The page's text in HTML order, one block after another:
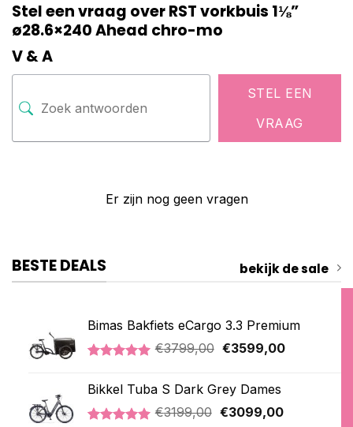
Stel een vraag over RST vorkbuis 1⅛”
ø28.6×240 Ahead chro-mo
V & A
STEL EEN
VRAAG
Er zijn nog geen vragen
BESTE DEALS bekijk de sale
Bimas Bakfiets eCargo 3.3 Premium
gebaseerd
op
klantbeoordelingen
€3799,00 Oorspronkelijke
€3799,00.
€3599,00Huidige
Bikkel Tuba S Dark Grey Dames
€3199,00 Oorspronkelijke
€3099,00Huidige